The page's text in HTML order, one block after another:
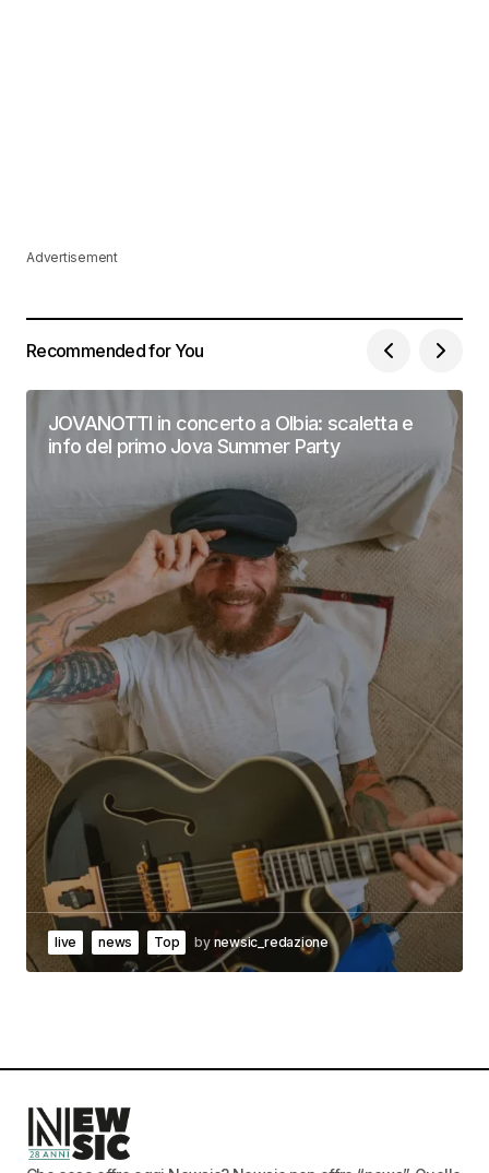
Advertisement
Recommended for You
JOVANOTTI in concerto a Olbia: scaletta e
info del primo Jova Summer Party
live news Top by newsic_redazione